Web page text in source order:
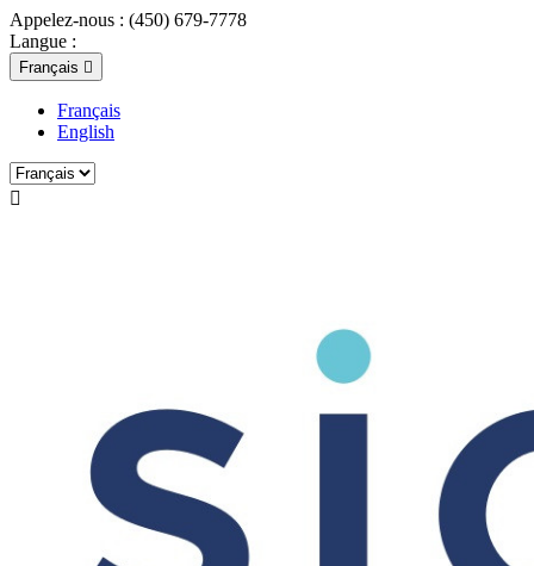
Appelez-nous : (450) 679-7778
Langue :
Français 
Français
English
